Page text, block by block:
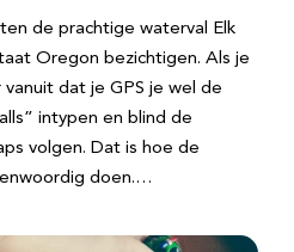
de prachtige waterval Elk
Oregon bezichtigen. Als je
dat je GPS je wel de
intypen en blind de
volgen. Dat is hoe de
doen.…